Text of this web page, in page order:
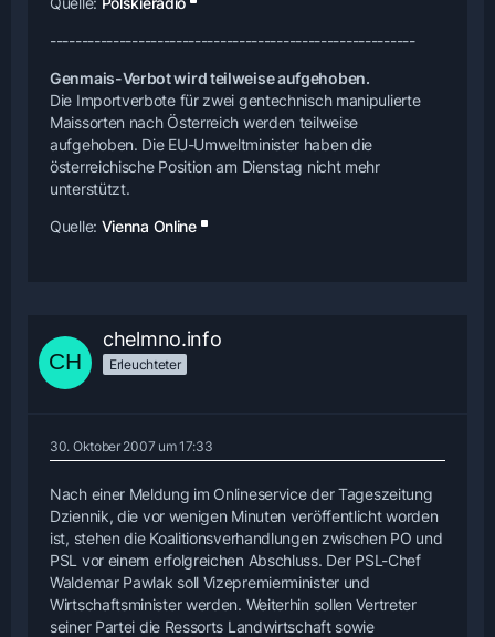
----------------------------------------------------------
Genmais-Verbot wird teilweise aufgehoben.
Die Importverbote für zwei gentechnisch manipulierte
Maissorten nach Österreich werden teilweise
aufgehoben. Die EU-Umweltminister haben die
österreichische Position am Dienstag nicht mehr
unterstützt.
Quelle: Vienna Online
chelmno.info
Erleuchteter
30. Oktober 2007 um 17:33
Nach einer Meldung im Onlineservice der Tageszeitung
Dziennik, die vor wenigen Minuten veröffentlicht worden
ist, stehen die Koalitionsverhandlungen zwischen PO und
PSL vor einem erfolgreichen Abschluss. Der PSL-Chef
Waldemar Pawlak soll Vizepremierminister und
Wirtschaftsminister werden. Weiterhin sollen Vertreter
seiner Partei die Ressorts Landwirtschaft sowie